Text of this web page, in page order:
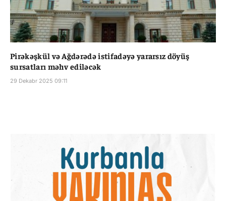
Pirəkəşkül və Ağdərədə istifadəyə yararsız döyüş
sursatları məhv ediləcək
29 Dekabr 2025 09:11